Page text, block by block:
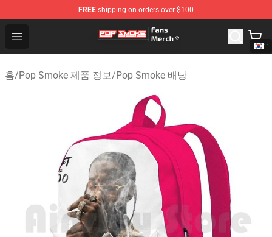
FREE shipping on orders over $100
Open menu
Pop Smoke Store - Official Pop Smoke Merchandise
홈/Pop Smoke 제품 정보/Pop Smoke 배낭